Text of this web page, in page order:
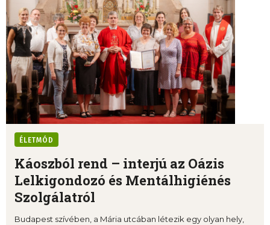
ÉLETMÓD
Káoszból rend – interjú az Oázis
Lelkigondozó és Mentálhigiénés
Szolgálatról
Budapest szívében, a Mária utcában létezik egy olyan hely,